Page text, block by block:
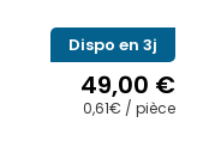
Dispo en 3j
49,00 €
0,61€ / pièce